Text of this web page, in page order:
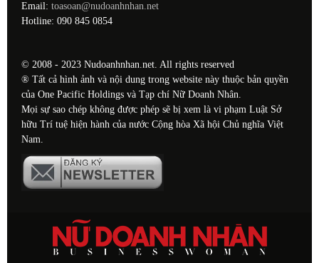
Email: toasoan@nudoanhnhan.net
Hotline: 090 845 0854
© 2008 - 2023 Nudoanhnhan.net. All rights reserved
® Tất cả hình ảnh và nội dung trong website này thuộc bản quyền
của One Pacific Holdings và Tạp chí Nữ Doanh Nhân.
Mọi sự sao chép không được phép sẽ bị xem là vi phạm Luật Sở
hữu Trí tuệ hiện hành của nước Cộng hòa Xã hội Chủ nghĩa Việt
Nam.